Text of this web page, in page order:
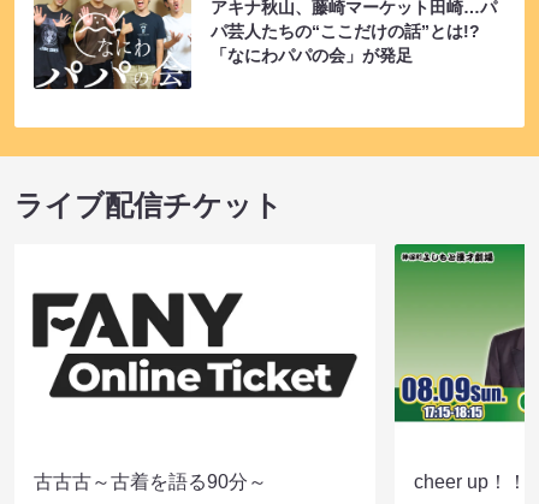
アキナ秋山、藤崎マーケット田崎…パ
パ芸人たちの“ここだけの話”とは!?
「なにわパパの会」が発足
ライブ配信チケット
古古古～古着を語る90分～
cheer up！